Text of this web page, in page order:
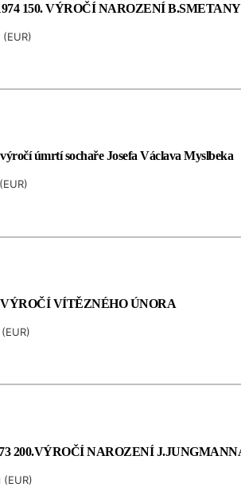
150. VÝROČÍ NAROZENÍ B.SMETANY
(EUR)
úmrtí sochaře Josefa Václava Myslbeka
(EUR)
VÝROČÍ VÍTĚZNÉHO ÚNORA
(EUR)
200.VÝROČÍ NAROZENÍ
(EUR)